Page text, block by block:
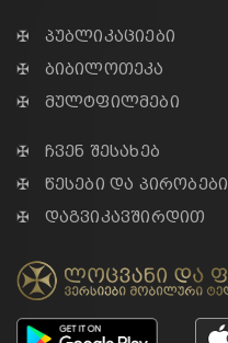
✠ პუბლიკაციები
✠ ბიბილოთეკა
✠ მულტფილმები
✠ ჩვენ შესახებ
✠ წესები და პირობები
✠ დაგვიკავშირდით